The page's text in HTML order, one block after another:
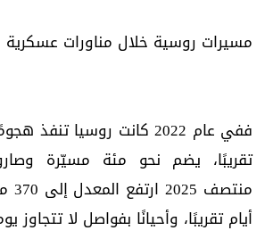
مسيرات روسية خلال مناورات عسكرية
ففي عام 2022 كانت روسيا
تقريبًا، يضم نحو مئة مسيّرة
أيام تقريبًا، وأحيانًا بفواصل لا تتجاوز